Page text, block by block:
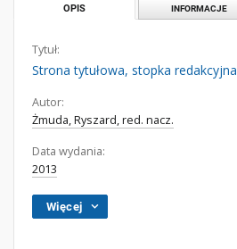
OPIS INFORMACJE
Tytuł:
Strona tytułowa, stopka redakcyjna
Autor:
Żmuda, Ryszard, red. nacz.
Data wydania:
2013
Więcej